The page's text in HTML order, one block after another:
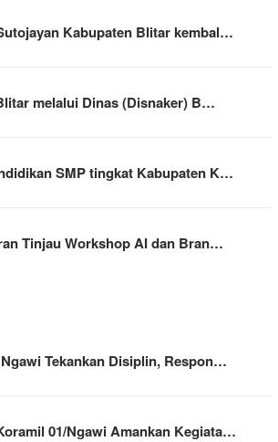
Kabupaten Blitar kembal…
melalui Dinas (Disnaker) B…
SMP tingkat Kabupaten K…
Tinjau Workshop AI dan Bran…
Tekankan Disiplin, Respon…
01/Ngawi Amankan Kegiata…